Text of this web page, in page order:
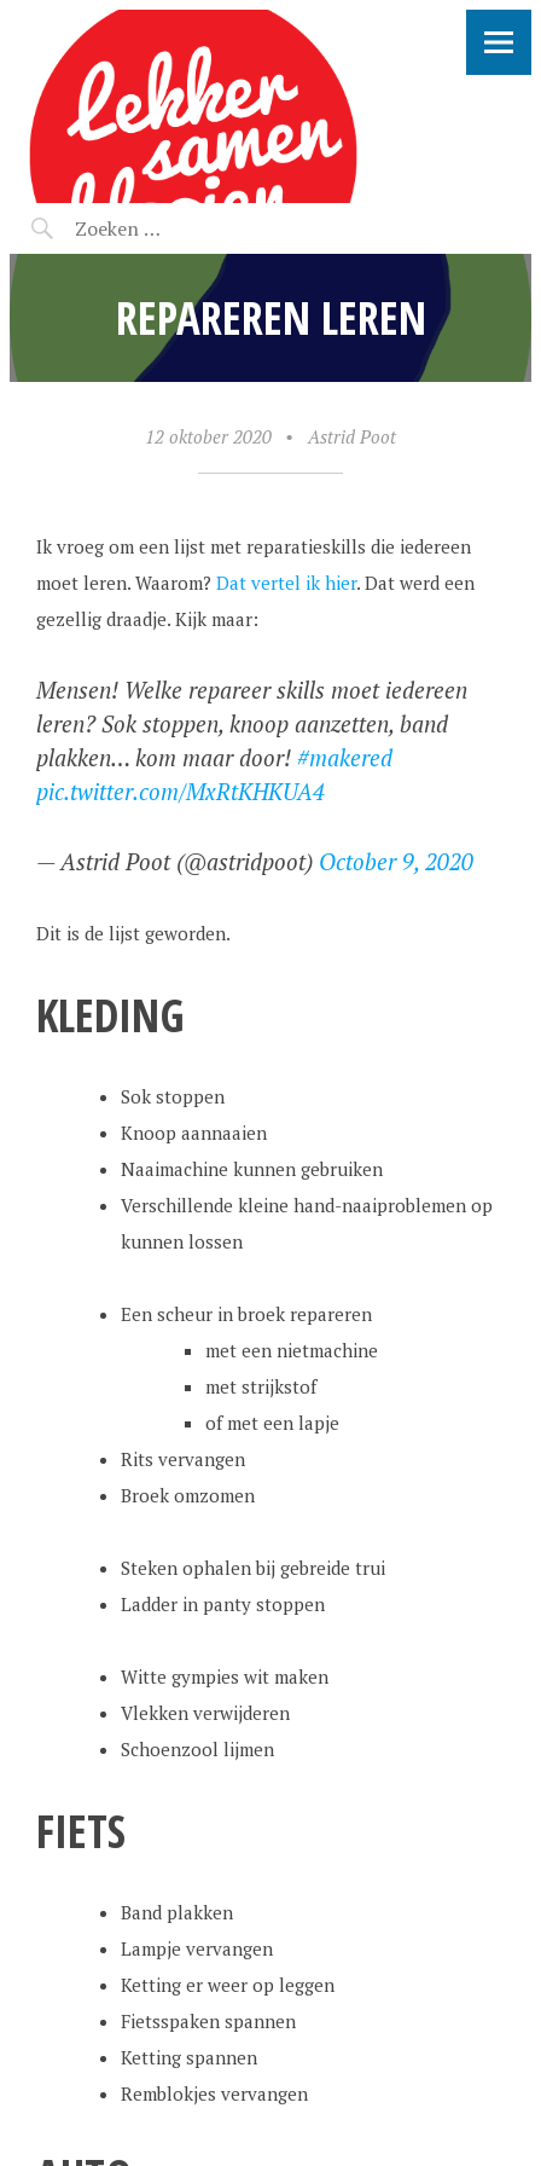
LEKKER SAMEN KLOOIEN
REPAREREN LEREN
12 oktober 2020 • Astrid Poot
Ik vroeg om een lijst met reparatieskills die iedereen
moet leren. Waarom? Dat vertel ik hier. Dat werd een
gezellig draadje. Kijk maar:
Mensen! Welke repareer skills moet iedereen
leren? Sok stoppen, knoop aanzetten, band
plakken… kom maar door! #makered
pic.twitter.com/MxRtKHKUA4
— Astrid Poot (@astridpoot) October 9, 2020
Dit is de lijst geworden.
KLEDING
Sok stoppen
Knoop aannaaien
Naaimachine kunnen gebruiken
Verschillende kleine hand-naaiproblemen op
kunnen lossen
Een scheur in broek repareren
met een nietmachine
met strijkstof
of met een lapje
Rits vervangen
Broek omzomen
Steken ophalen bij gebreide trui
Ladder in panty stoppen
Witte gympies wit maken
Vlekken verwijderen
Schoenzool lijmen
FIETS
Band plakken
Lampje vervangen
Ketting er weer op leggen
Fietsspaken spannen
Ketting spannen
Remblokjes vervangen